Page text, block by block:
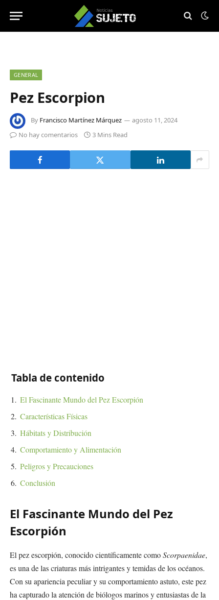
GENERAL
Pez Escorpion
By Francisco Martínez Márquez
agosto 11, 2024
No hay comentarios
3 Mins Read
Tabla de contenido
El Fascinante Mundo del Pez Escorpión
Características Físicas
Hábitats y Distribución
Comportamiento y Alimentación
Peligros y Precauciones
Conclusión
El Fascinante Mundo del Pez
Escorpión
El pez escorpión, conocido científicamente comoScorpaenidae,
es una de las criaturas más intrigantes y temidas de los océanos.
Con su apariencia peculiar y su comportamiento astuto, este pez
ha capturado la atención de biólogos marinos y entusiastas de la